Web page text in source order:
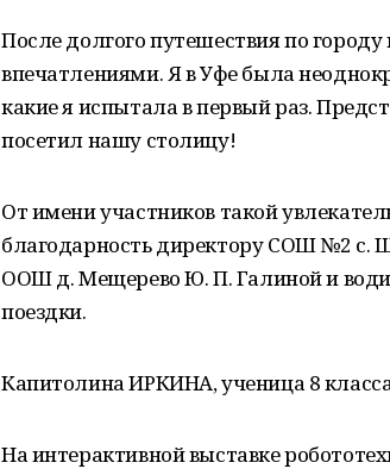
После долгого путешествия по
впечатлениями. Я в Уфе была
какие я испытала в первый раз.
посетил нашу столицу!
От имени участников такой
благодарность директору СОШ №2 с.
ООШ д. Мещерево Ю. П. Галиной и
поездки.
Капитолина ИРКИНА, ученица 8
На интерактивной выставке